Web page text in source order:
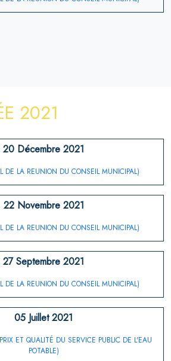
2021
20 Décembre 2021
DE LA REUNION DU CONSEIL MUNICIPAL)
22 Novembre 2021
DE LA REUNION DU CONSEIL MUNICIPAL)
27 Septembre 2021
DE LA REUNION DU CONSEIL MUNICIPAL)
05 Juillet 2021
ET QUALITÉ DU SERVICE PUBLIC DE L'EAU
POTABLE)